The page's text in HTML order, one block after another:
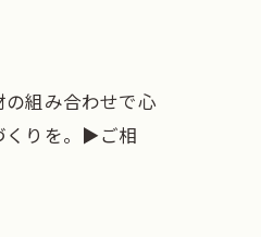
組み合わせで心
くりを。▶︎ご相